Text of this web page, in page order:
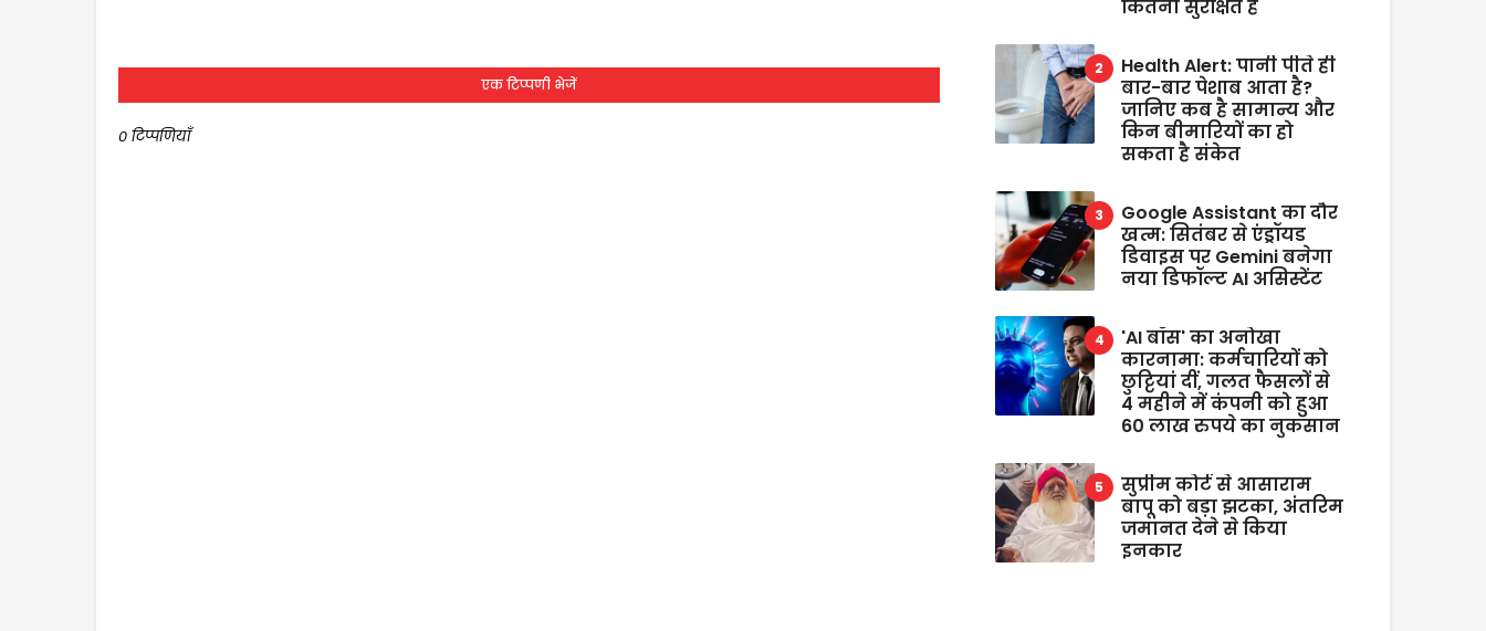
एक टिप्पणी भेजें
0 टिप्पणियाँ
कितना सुरक्षित है
Health Alert: पानी पीते ही
बार-बार पेशाब आता है?
जानिए कब है सामान्य और
किन बीमारियों का हो
सकता है संकेत
Google Assistant का दौर
खत्म: सितंबर से एंड्रॉयड
डिवाइस पर Gemini बनेगा
नया डिफॉल्ट AI असिस्टेंट
'AI बॉस' का अनोखा
कारनामा: कर्मचारियों को
छुट्टियां दीं, गलत फैसलों से
4 महीने में कंपनी को हुआ
60 लाख रुपये का नुकसान
सुप्रीम कोर्ट से आसाराम
बापू को बड़ा झटका, अंतरिम
जमानत देने से किया
इनकार